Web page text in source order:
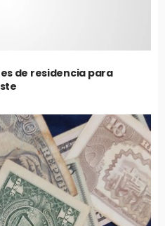
de residencia para